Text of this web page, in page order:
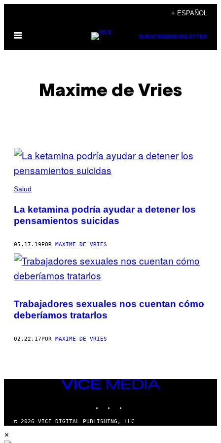
contenido
+ ESPAÑOL
Abrir
SUBSCRIBENEWSLETTER
Maxime de Vries
POSTS
BY
THIS
AUTHOR
Salud
La ketamina podría ayudar a detener los
pensamientos suicidas
05.17.19POR MAXIME DE VRIES
Trabajadores sexuales nos cuentan cómo
deberíamos tratarlos
02.22.17POR MAXIME DE VRIES
VICE
MEDIA
© 2026 VICE DIGITAL PUBLISHING, LLC
×